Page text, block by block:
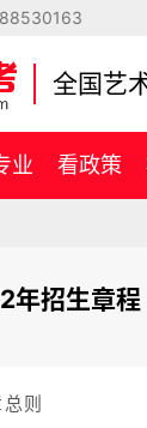
全国艺
业 看政策
年招生章程
则